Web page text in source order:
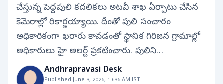
చేస్తున్న పెద్దపులి కదలికలు అటవీ శాఖ ఏర్పాటు చేసిన
కెమెరాల్లో రికార్డయ్యాయి. దీంతో పులి సంచారం
అధికారికంగా ఖరారు కావడంతో స్థానిక గిరిజన గ్రామాల్లో
అధికారులు హై అలర్ట్ ప్రకటించారు. పులిని…
Andhrapravasi Desk
Published June 3, 2026, 10:36 AM IST